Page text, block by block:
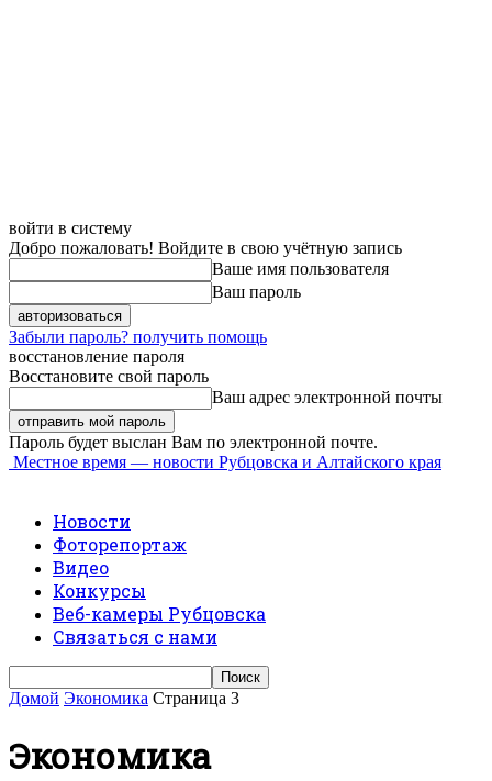
войти в систему
Добро пожаловать! Войдите в свою учётную запись
Ваше имя пользователя
Ваш пароль
Забыли пароль? получить помощь
восстановление пароля
Восстановите свой пароль
Ваш адрес электронной почты
Пароль будет выслан Вам по электронной почте.
Местное время — новости Рубцовска и Алтайского края
Новости
Фоторепортаж
Видео
Конкурсы
Веб-камеры Рубцовска
Связаться с нами
Домой Экономика Страница 3
Экономика